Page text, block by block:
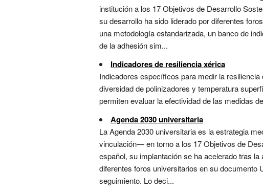
institución a los 17 Objetivos de Desarrollo
su desarrollo ha sido liderado por diferentes
una metodología estandarizada, un banco de
de la adhesión sim...
Indicadores de resiliencia xérica
Indicadores específicos para medir la
diversidad de polinizadores y temperatura
permiten evaluar la efectividad de las medidas
Agenda 2030 universitaria
La Agenda 2030 universitaria es la estrategia
vinculación— en torno a los 17 Objetivos de
español, su implantación se ha acelerado tras
diferentes foros universitarios en su documento
seguimiento. Lo deci...